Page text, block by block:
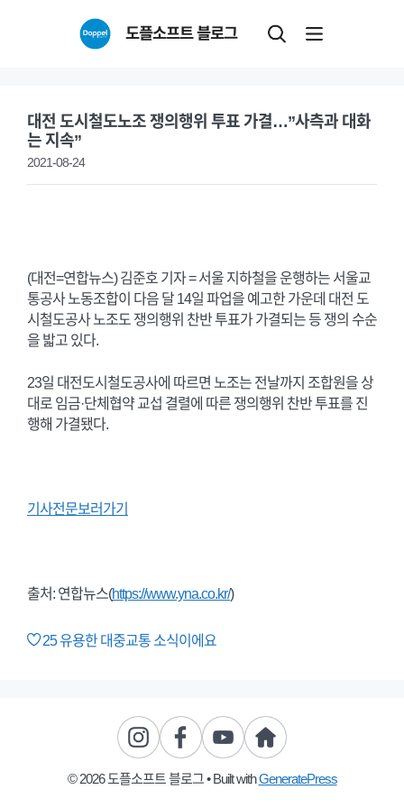
도플소프트 블로그
대전 도시철도노조 쟁의행위 투표 가결…”사측과 대화
는 지속”
2021-08-24
(대전=연합뉴스) 김준호 기자 = 서울 지하철을 운행하는 서울교
통공사 노동조합이 다음 달 14일 파업을 예고한 가운데 대전 도
시철도공사 노조도 쟁의행위 찬반 투표가 가결되는 등 쟁의 수순
을 밟고 있다.
23일 대전도시철도공사에 따르면 노조는 전날까지 조합원을 상
대로 임금·단체협약 교섭 결렬에 따른 쟁의행위 찬반 투표를 진
행해 가결됐다.
기사전문보러가기
출처: 연합뉴스(https://www.yna.co.kr/)
25유용한 대중교통 소식이에요
© 2026 도플소프트 블로그• Built withGeneratePress